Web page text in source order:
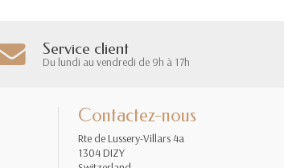
Service client
Du lundi au vendredi de 9h à 17h
Contactez-nous
Rte de Lussery-Villars 4a
1304 DIZY